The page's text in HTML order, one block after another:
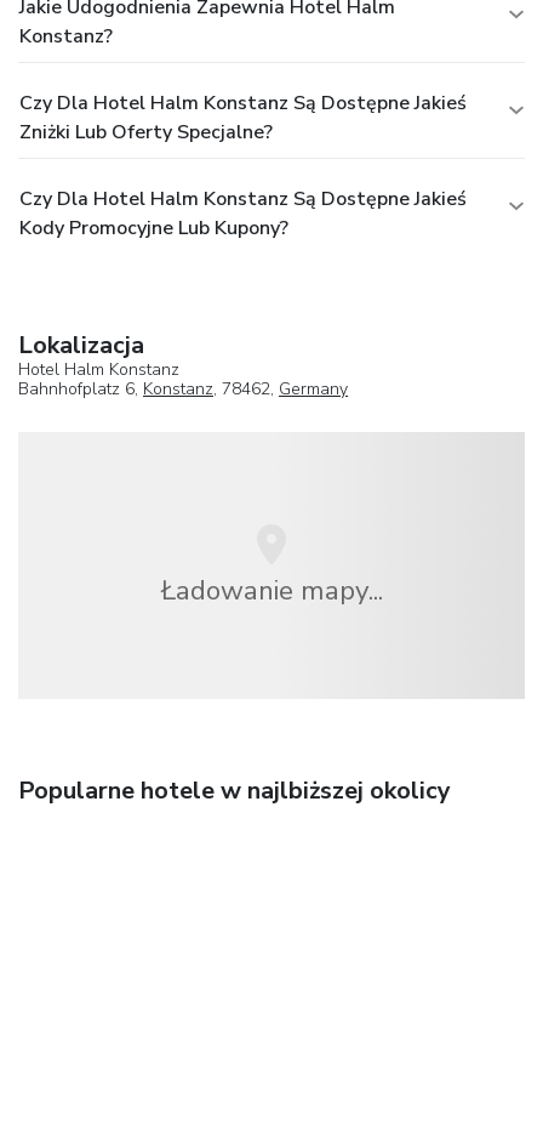
Jakie Udogodnienia Zapewnia Hotel Halm
Konstanz?
Czy Dla Hotel Halm Konstanz Są Dostępne Jakieś
Zniżki Lub Oferty Specjalne?
Czy Dla Hotel Halm Konstanz Są Dostępne Jakieś
Kody Promocyjne Lub Kupony?
Lokalizacja
Hotel Halm Konstanz
Bahnhofplatz 6, Konstanz, 78462, Germany
Ładowanie mapy...
Popularne hotele w najlbiższej okolicy